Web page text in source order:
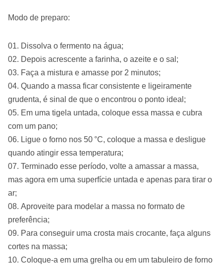
Modo de preparo:
Dissolva o fermento na água;
Depois acrescente a farinha, o azeite e o sal;
Faça a mistura e amasse por 2 minutos;
Quando a massa ficar consistente e ligeiramente
grudenta, é sinal de que o encontrou o ponto ideal;
Em uma tigela untada, coloque essa massa e cubra
com um pano;
Ligue o forno nos 50 °C, coloque a massa e desligue
quando atingir essa temperatura;
Terminado esse período, volte a amassar a massa,
mas agora em uma superfície untada e apenas para tirar o
ar;
Aproveite para modelar a massa no formato de
preferência;
Para conseguir uma crosta mais crocante, faça alguns
cortes na massa;
Coloque-a em uma grelha ou em um tabuleiro de forno